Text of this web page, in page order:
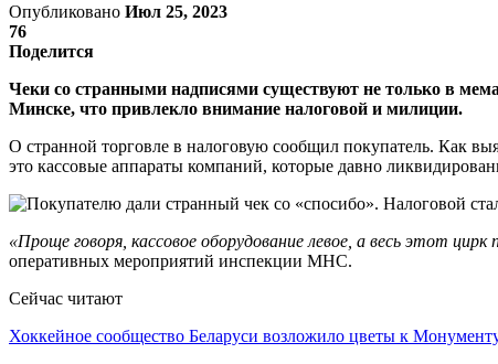
Опубликовано Июл 25, 2023
76
Поделится
Чеки со странными надписями существуют не только в
Минске, что привлекло внимание налоговой и милиции.
О странной торговле в налоговую сообщил покупатель. Как
это кассовые аппараты компаний, которые давно
«Проще говоря, кассовое оборудование левое, а весь этот цирк
оперативных мероприятий инспекции МНС.
Сейчас читают
Хоккейное сообщество Беларуси возложило цветы к